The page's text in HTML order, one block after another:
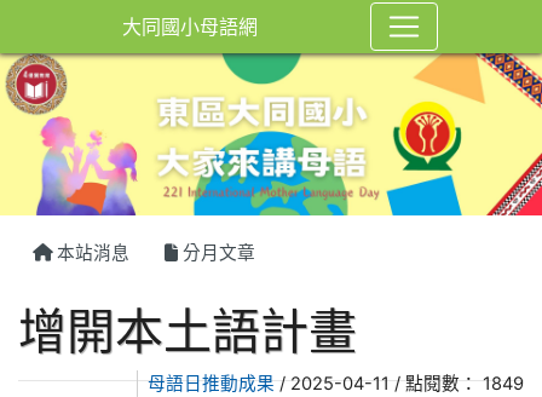
大同國小母語網
本站消息 分月文章
增開本土語計畫
母語日推動成果/ 2025-04-11 / 點閱數： 1849